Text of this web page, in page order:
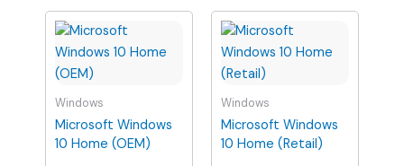
Windows
Microsoft Windows
10 Home (OEM)
Windows
Microsoft Windows
10 Home (Retail)